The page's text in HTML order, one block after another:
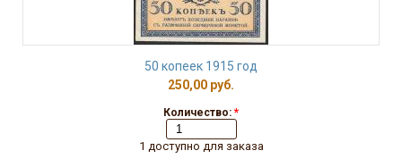
50 копеек 1915 год
250,00 руб.
Количество: *
1 доступно для заказа